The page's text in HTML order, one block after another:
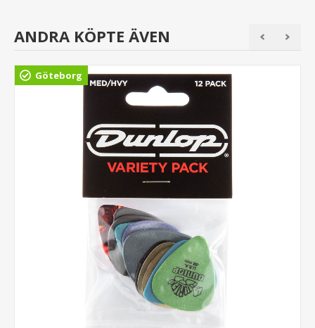
ANDRA KÖPTE ÄVEN
Göteborg